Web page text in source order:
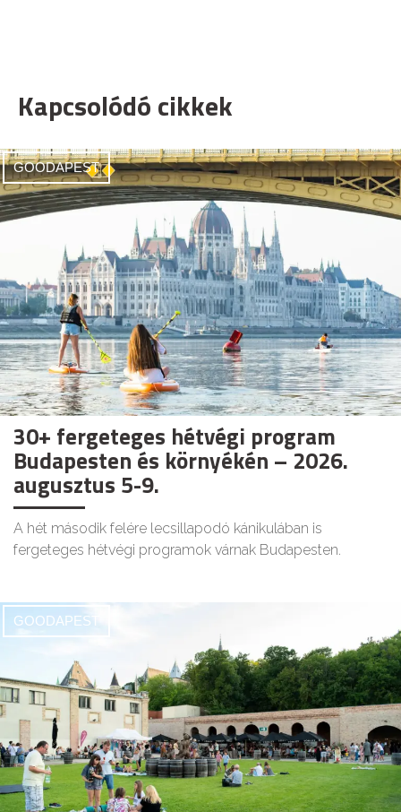
Kapcsolódó cikkek
GOODAPEST
30+ fergeteges hétvégi program
Budapesten és környékén – 2026.
augusztus 5-9.
A hét második felére lecsillapodó kánikulában is
fergeteges hétvégi programok várnak Budapesten.
GOODAPEST